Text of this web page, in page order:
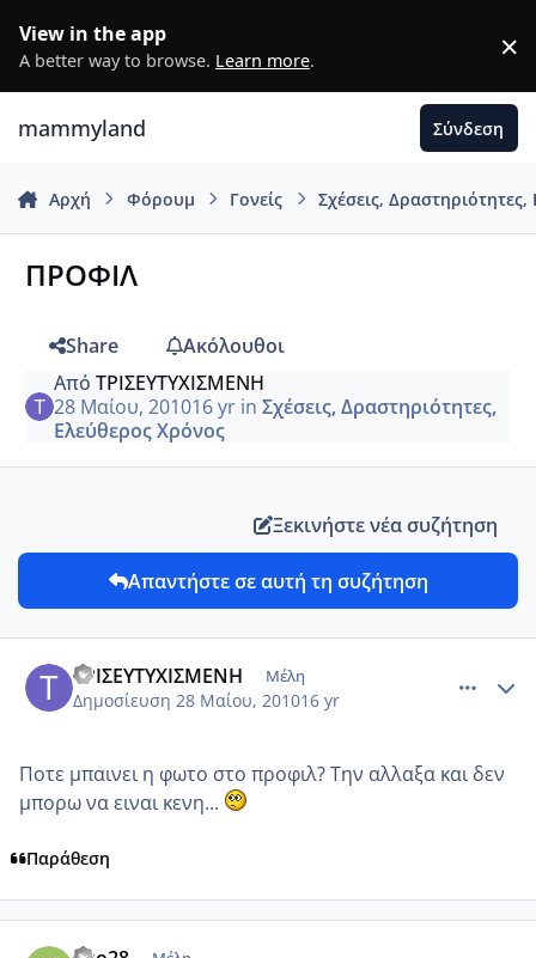
View in the app
A better way to browse. Learn more. ×
mammyland Σύνδεση
Αρχή Φόρουμ Γονείς Σχέσεις,
ΠΡΟΦΙΛ
Share
Ακόλουθοι
Από ΤΡΙΣΕΥΤΥΧΙΣΜΕΝΗ
28 Μαίου, 201016 yrin Σχέσεις, Δραστηριότητες,
Ελεύθερος Χρόνος
Ξεκινήστε νέα συζήτηση
Απαντήστε σε αυτή τη συζήτηση
ΤΡΙΣΕΥΤΥΧΙΣΜΕΝΗ Μέλη
Δημοσίευση 28 Μαίου, 201016 yr
Ποτε μπαινει η φωτο στο προφιλ? Την αλλαξα και δεν
μπορω να ειναι κενη...
Παράθεση